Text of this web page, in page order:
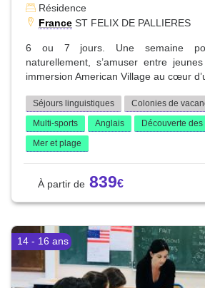
Résidence
France ST FELIX DE PALLIERES
6 ou 7 jours. Une semaine
naturellement, s’amuser entre
immersion American Village au cœur
Séjours linguistiques
Colonies de
Multi-sports
Anglais
Découverte
Mer et plage
839
14 - 16 ans